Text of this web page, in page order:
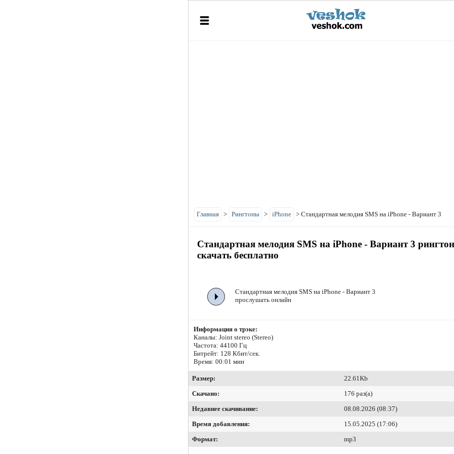
Главная > Рингтоны > iPhone > Стандартная мелодия SMS на iPhone - Вариант 3
Стандартная мелодия SMS на iPhone - Вариант 3 рингтон
скачать бесплатно
Стандартная мелодия SMS на iPhone - Вариант 3
прослушать онлайн
Информация о трэке:
Каналы: Joint stereo (Stereo)
Частота: 44100 Гц
Битрейт: 128 Кбит/сек.
Время: 00:01 мин
Размер:
22.61Kb
Скачано:
176 раз(а)
Недавнее скачивание:
08.08.2026 (08:37)
Время добавления:
15.05.2025 (17:06)
Формат:
mp3